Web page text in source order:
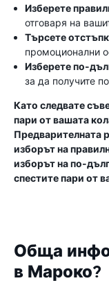
Изберете
отговаря на
Търсете
промоционални
Изберете по-
за да получите
Като следвате
пари от вашата
Предварителната
изборът на
изборът на по-
спестите пари от
Обща
в Мароко?